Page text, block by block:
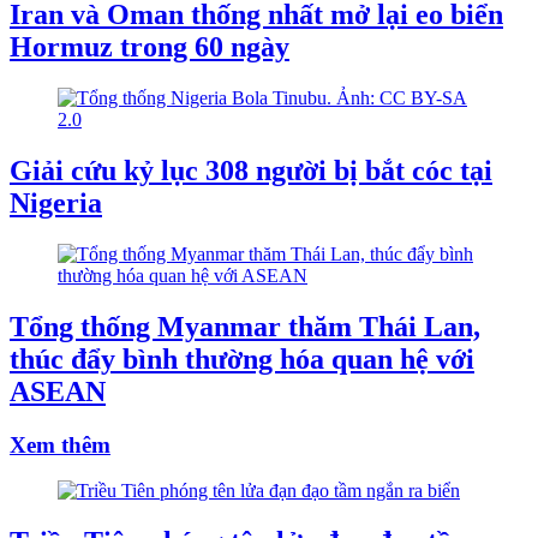
Iran và Oman thống nhất mở lại eo biển
Hormuz trong 60 ngày
Giải cứu kỷ lục 308 người bị bắt cóc tại
Nigeria
Tổng thống Myanmar thăm Thái Lan,
thúc đẩy bình thường hóa quan hệ với
ASEAN
Xem thêm